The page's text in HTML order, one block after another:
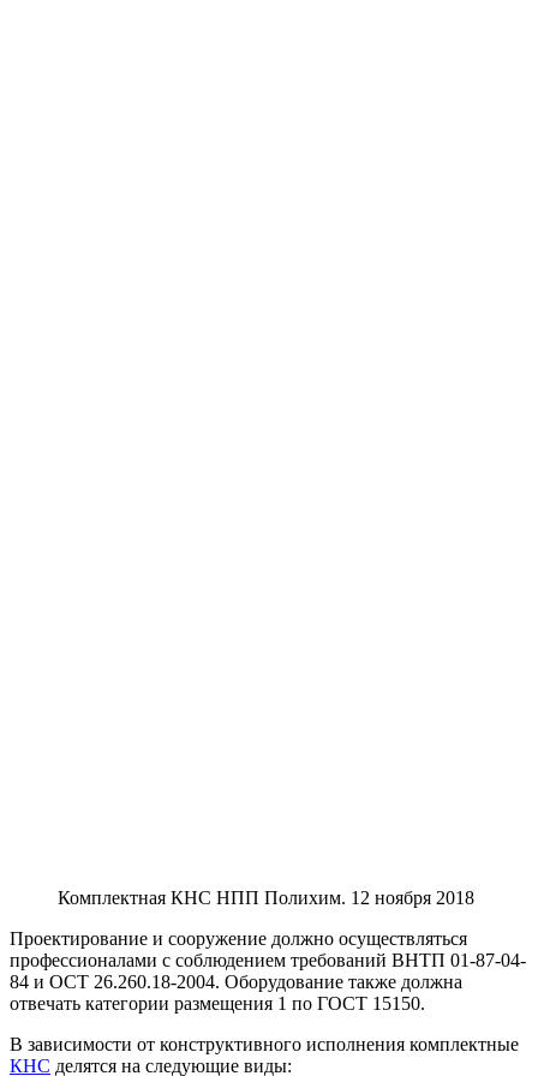
Комплектная КНС НПП Полихим. 12 ноября 2018
Проектирование и сооружение должно осуществляться
профессионалами с соблюдением требований ВНТП 01-87-04-
84 и ОСТ 26.260.18-2004. Оборудование также должна
отвечать категории размещения 1 по ГОСТ 15150.
В зависимости от конструктивного исполнения комплектные
КНС делятся на следующие виды: